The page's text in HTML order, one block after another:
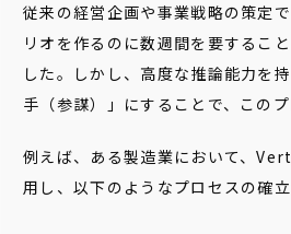
従来の経営企画や事業戦略の策定
リオを作るのに数週間を要するこ
した。しかし、高度な推論能力を
手（参謀）」にすることで、このプ
例えば、ある製造業において、
用し、以下のようなプロセスの確立